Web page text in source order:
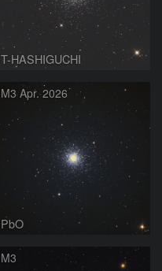
T-HASHIGUCHI
M3 Apr. 2026
PbO
M3